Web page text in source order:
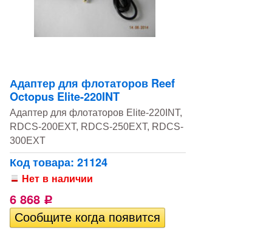
Адаптер для флотаторов Reef
Octopus Elite-220INT
Адаптер для флотаторов Elite-220INT,
RDCS-200EXT, RDCS-250EXT, RDCS-
300EXT
Код товара: 21124
Нет в наличии
6 868 Р